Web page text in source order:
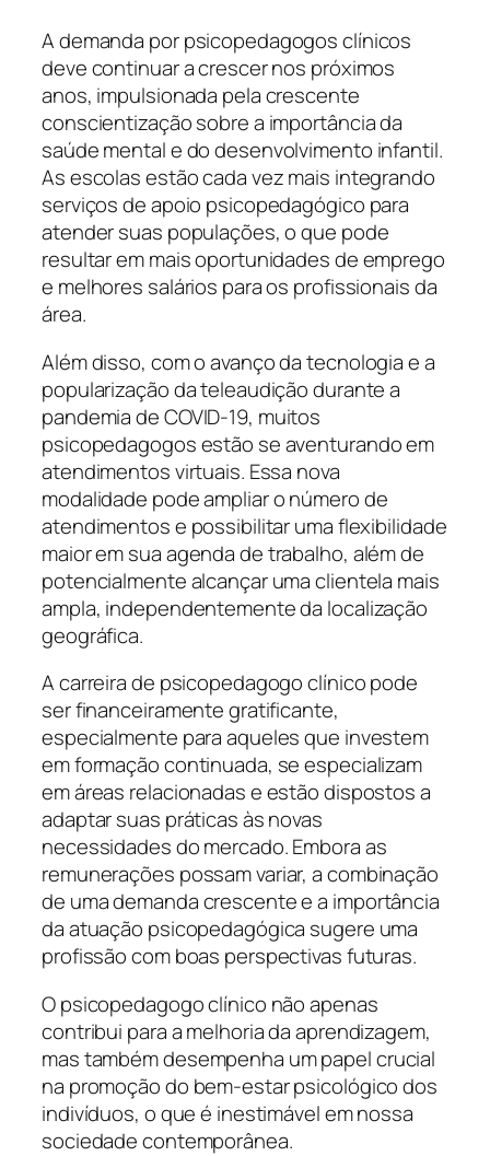
A demanda por psicopedagogos clínicos
deve continuar a crescer nos próximos
anos, impulsionada pela crescente
conscientização sobre a importância da
saúde mental e do desenvolvimento infantil.
As escolas estão cada vez mais integrando
serviços de apoio psicopedagógico para
atender suas populações, o que pode
resultar em mais oportunidades de emprego
e melhores salários para os profissionais da
área.
Além disso, com o avanço da tecnologia e a
popularização da teleaudição durante a
pandemia de COVID-19, muitos
psicopedagogos estão se aventurando em
atendimentos virtuais. Essa nova
modalidade pode ampliar o número de
atendimentos e possibilitar uma flexibilidade
maior em sua agenda de trabalho, além de
potencialmente alcançar uma clientela mais
ampla, independentemente da localização
geográfica.
A carreira de psicopedagogo clínico pode
ser financeiramente gratificante,
especialmente para aqueles que investem
em formação continuada, se especializam
em áreas relacionadas e estão dispostos a
adaptar suas práticas às novas
necessidades do mercado. Embora as
remunerações possam variar, a combinação
de uma demanda crescente e a importância
da atuação psicopedagógica sugere uma
profissão com boas perspectivas futuras.
O psicopedagogo clínico não apenas
contribui para a melhoria da aprendizagem,
mas também desempenha um papel crucial
na promoção do bem-estar psicológico dos
indivíduos, o que é inestimável em nossa
sociedade contemporânea.